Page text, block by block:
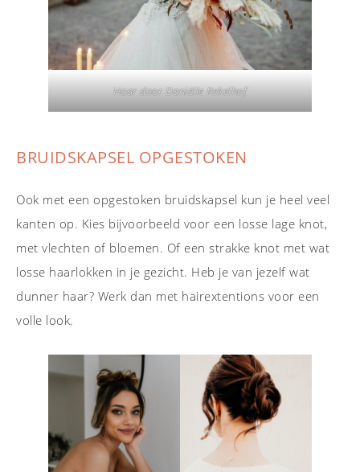
Haar door Daniëlle Rekelhof
BRUIDSKAPSEL OPGESTOKEN
Ook met een opgestoken bruidskapsel kun je heel veel
kanten op. Kies bijvoorbeeld voor een losse lage knot,
met vlechten of bloemen. Of een strakke knot met wat
losse haarlokken in je gezicht. Heb je van jezelf wat
dunner haar? Werk dan met hairextentions voor een
volle look.